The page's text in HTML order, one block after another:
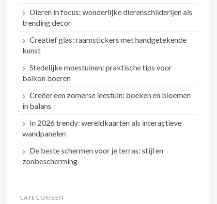
Dieren in focus: wonderlijke dierenschilderijen als
trending decor
Creatief glas: raamstickers met handgetekende
kunst
Stedelijke moestuinen: praktische tips voor
balkon boeren
Creëer een zomerse leestuin: boeken en bloemen
in balans
In 2026 trendy: wereldkaarten als interactieve
wandpanelen
De beste schermen voor je terras: stijl en
zonbescherming
CATEGORIEËN